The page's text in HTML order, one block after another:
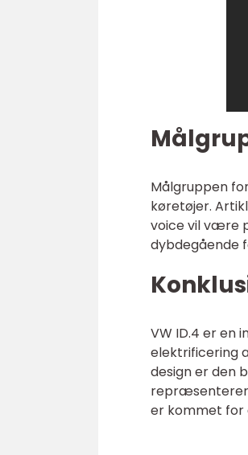
Målgruppen
køretøjer.
voice vil være
dybdegående
VW ID.4 er en
elektrificering
design er den
repræsenterer
er kommet for